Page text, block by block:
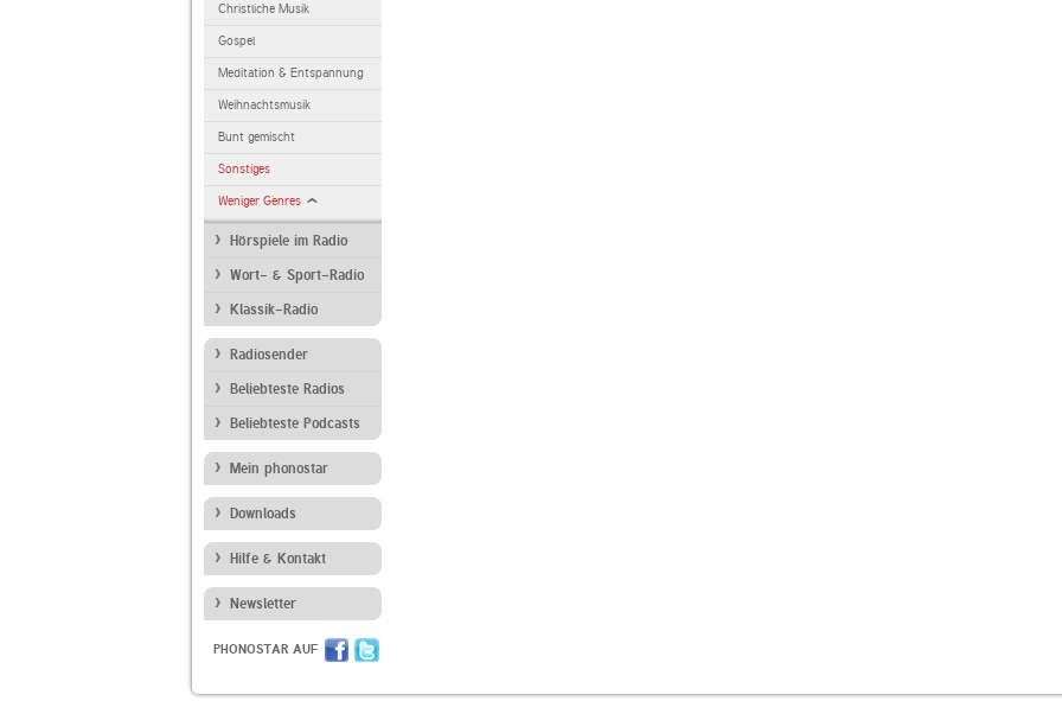
Christliche Musik
Gospel
Meditation & Entspannung
Weihnachtsmusik
Bunt gemischt
Sonstiges
Weniger Genres
Hörspiele im Radio
Wort- & Sport-Radio
Klassik-Radio
Radiosender
Beliebteste Radios
Beliebteste Podcasts
Mein phonostar
Downloads
Hilfe & Kontakt
Newsletter
PHONOSTAR AUF